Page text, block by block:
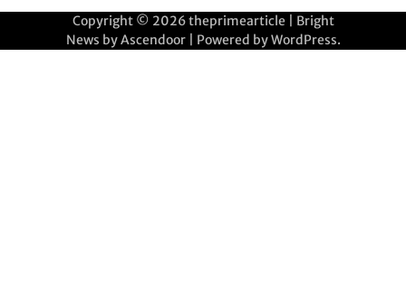
Copyright © 2026theprimearticle | Bright
News byAscendoor| Powered byWordPress.